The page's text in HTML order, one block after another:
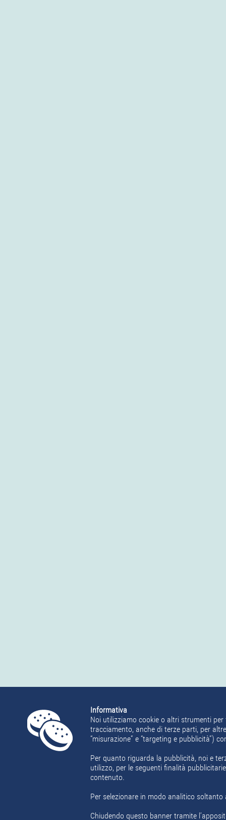
Informativa
Noi utilizziamo cookie o altri strumenti
tracciamento, anche di terze parti, per
“misurazione” e “targeting e pubblicità”)
Per quanto riguarda la pubblicità, noi e
utilizzo, per le seguenti finalità
contenuto.
Per selezionare in modo analitico soltanto
Chiudendo questo banner tramite